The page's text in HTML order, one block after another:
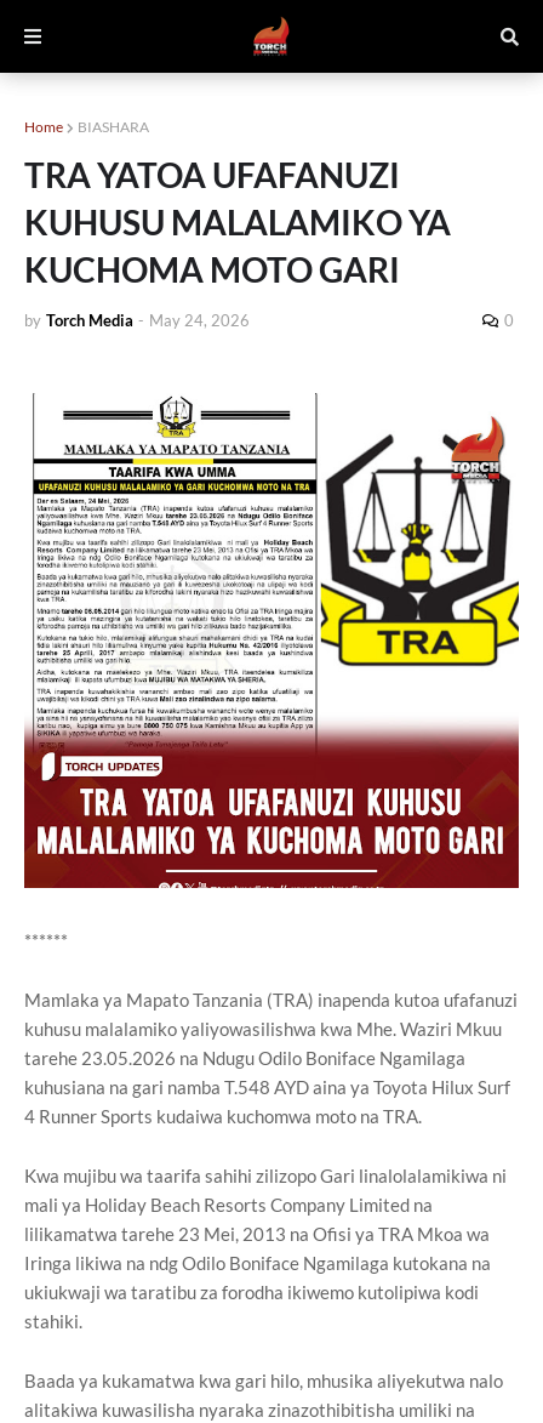
Home BIASHARA
TRA YATOA UFAFANUZI
KUHUSU MALALAMIKO YA
KUCHOMA MOTO GARI
by Torch Media - May 24, 2026 0
******
Mamlaka ya Mapato Tanzania (TRA) inapenda kutoa ufafanuzi
kuhusu malalamiko yaliyowasilishwa kwa Mhe. Waziri Mkuu
tarehe 23.05.2026 na Ndugu Odilo Boniface Ngamilaga
kuhusiana na gari namba T.548 AYD aina ya Toyota Hilux Surf
4 Runner Sports kudaiwa kuchomwa moto na TRA.
Kwa mujibu wa taarifa sahihi zilizopo Gari linalolalamikiwa ni
mali ya Holiday Beach Resorts Company Limited na
lilikamatwa tarehe 23 Mei, 2013 na Ofisi ya TRA Mkoa wa
Iringa likiwa na ndg Odilo Boniface Ngamilaga kutokana na
ukiukwaji wa taratibu za forodha ikiwemo kutolipiwa kodi
stahiki.
Baada ya kukamatwa kwa gari hilo, mhusika aliyekutwa nalo
alitakiwa kuwasilisha nyaraka zinazothibitisha umiliki na